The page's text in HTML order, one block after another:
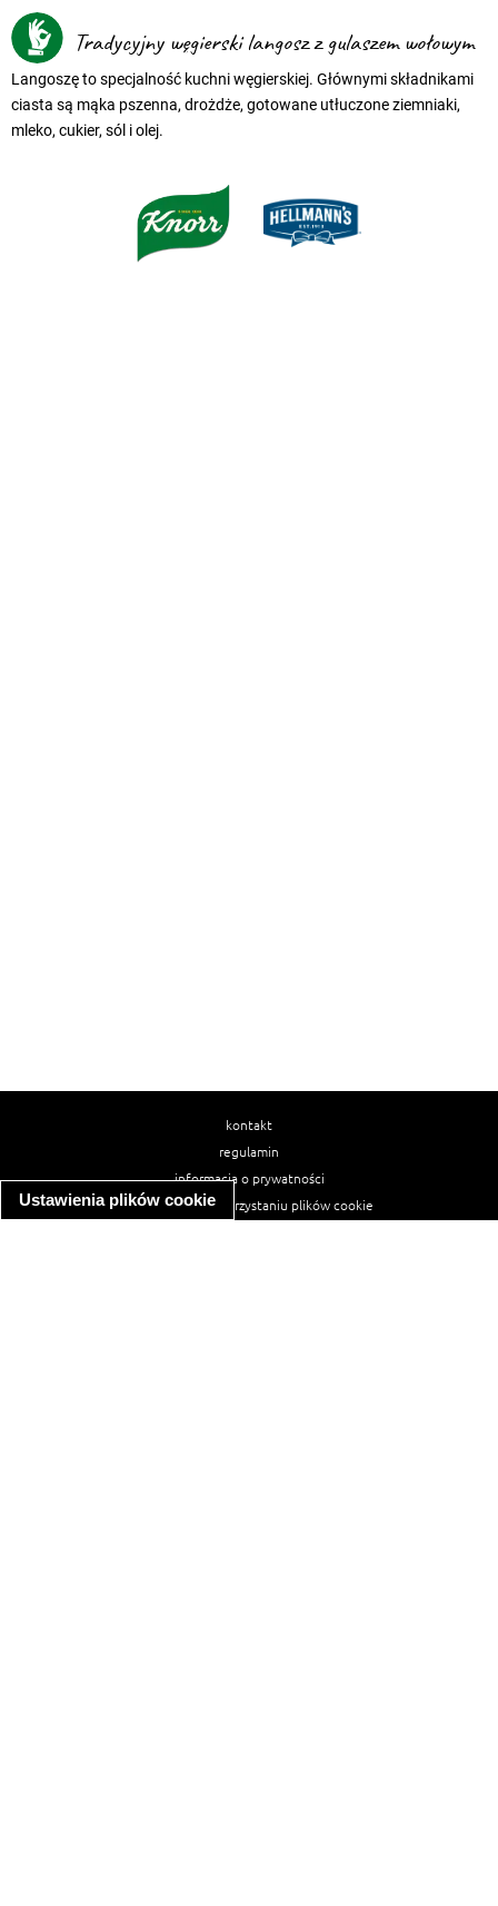
Ustawienia plików cookie
Tradycyjny węgierski langosz z gulaszem wołowym
Langoszę to specjalność kuchni węgierskiej. Głównymi składnikami
ciasta są mąka pszenna, drożdże, gotowane utłuczone ziemniaki,
mleko, cukier, sól i olej.
kontakt
regulamin
informacja o prywatności
informacja o wykorzystaniu plików cookie